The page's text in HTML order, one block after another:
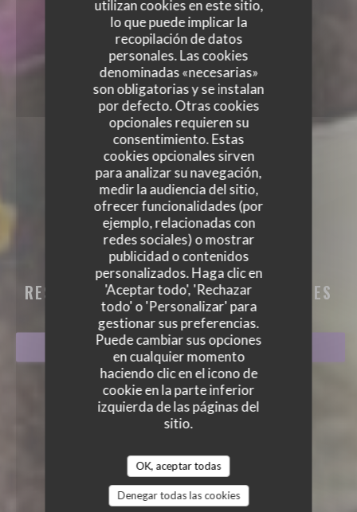
utilizan cookies en este sitio,
lo que puede implicar la
recopilación de datos
personales. Las cookies
denominadas «necesarias»
son obligatorias y se instalan
por defecto. Otras cookies
opcionales requieren su
consentimiento. Estas
cookies opcionales sirven
para analizar su navegación,
medir la audiencia del sitio,
ofrecer funcionalidades (por
ejemplo, relacionadas con
redes sociales) o mostrar
publicidad o contenidos
personalizados. Haga clic en
'Aceptar todo', 'Rechazar
todo' o 'Personalizar' para
gestionar sus preferencias.
Puede cambiar sus opciones
en cualquier momento
haciendo clic en el icono de
cookie en la parte inferior
izquierda de las páginas del
sitio.
OK, aceptar todas
Denegar todas las cookies
BISTROT GOURMAND
BISTROT GOURMAND
RESTAURANTE GASTRONÓMICO CANNES
RESERVAR UNA MESA